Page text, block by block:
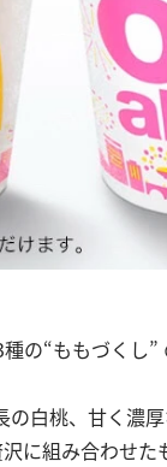
の“ももづくし
白桃、甘く濃
に組み合わせ